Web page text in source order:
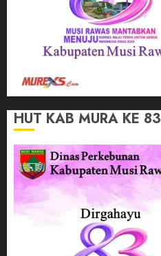
HUT KAB MURA KE 83